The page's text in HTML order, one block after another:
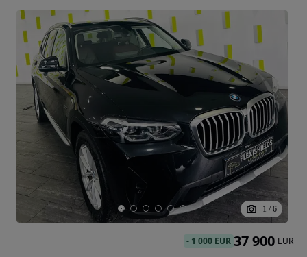
1 / 6
- 1 000 EUR 37 900 EUR